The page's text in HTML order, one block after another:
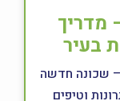
מדריך
בעיר
– שכונה חדשה
וטיפים